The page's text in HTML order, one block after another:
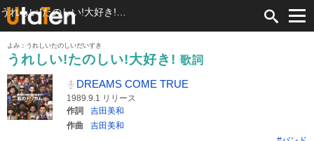
よみ：うれしいたのしいだいすき
うれしい!たのしい!大好き! 歌詞
DREAMS COME TRUE
1989.9.1 リリース
作詞
吉田美和
作曲
吉田美和